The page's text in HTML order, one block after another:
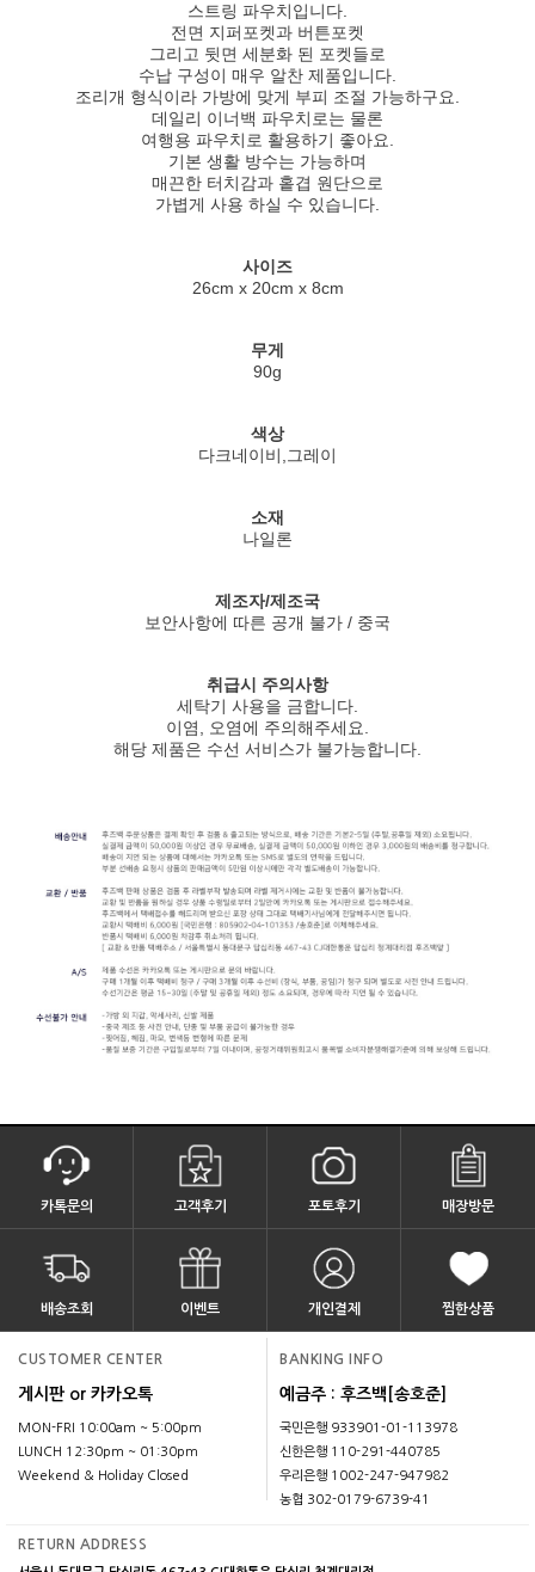
스트링 파우치입니다.
전면 지퍼포켓과 버튼포켓
그리고 뒷면 세분화 된 포켓들로
수납 구성이 매우 알찬 제품입니다.
조리개 형식이라 가방에 맞게 부피 조절 가능하구요.
데일리 이너백 파우치로는 물론
여행용 파우치로 활용하기 좋아요.
기본 생활 방수는 가능하며
매끈한 터치감과 홑겹 원단으로
가볍게 사용 하실 수 있습니다.
사이즈
26cm x 20cm x 8cm
무게
90g
색상
다크네이비,그레이
소재
나일론
제조자/제조국
보안사항에 따른 공개 불가 / 중국
취급시 주의사항
세탁기 사용을 금합니다.
이염, 오염에 주의해주세요.
해당 제품은 수선 서비스가 불가능합니다.
카톡문의 고객후기 포토후기 매장방문
배송조회 이벤트 개인결제 찜한상품
CUSTOMER CENTER
게시판 or 카카오톡
MON-FRI 10:00am ~ 5:00pm
LUNCH 12:30pm ~ 01:30pm
Weekend & Holiday Closed
BANKING INFO
예금주 : 후즈백[송호준]
국민은행 933901-01-113978
신한은행 110-291-440785
우리은행 1002-247-947982
농협 302-0179-6739-41
RETURN ADDRESS